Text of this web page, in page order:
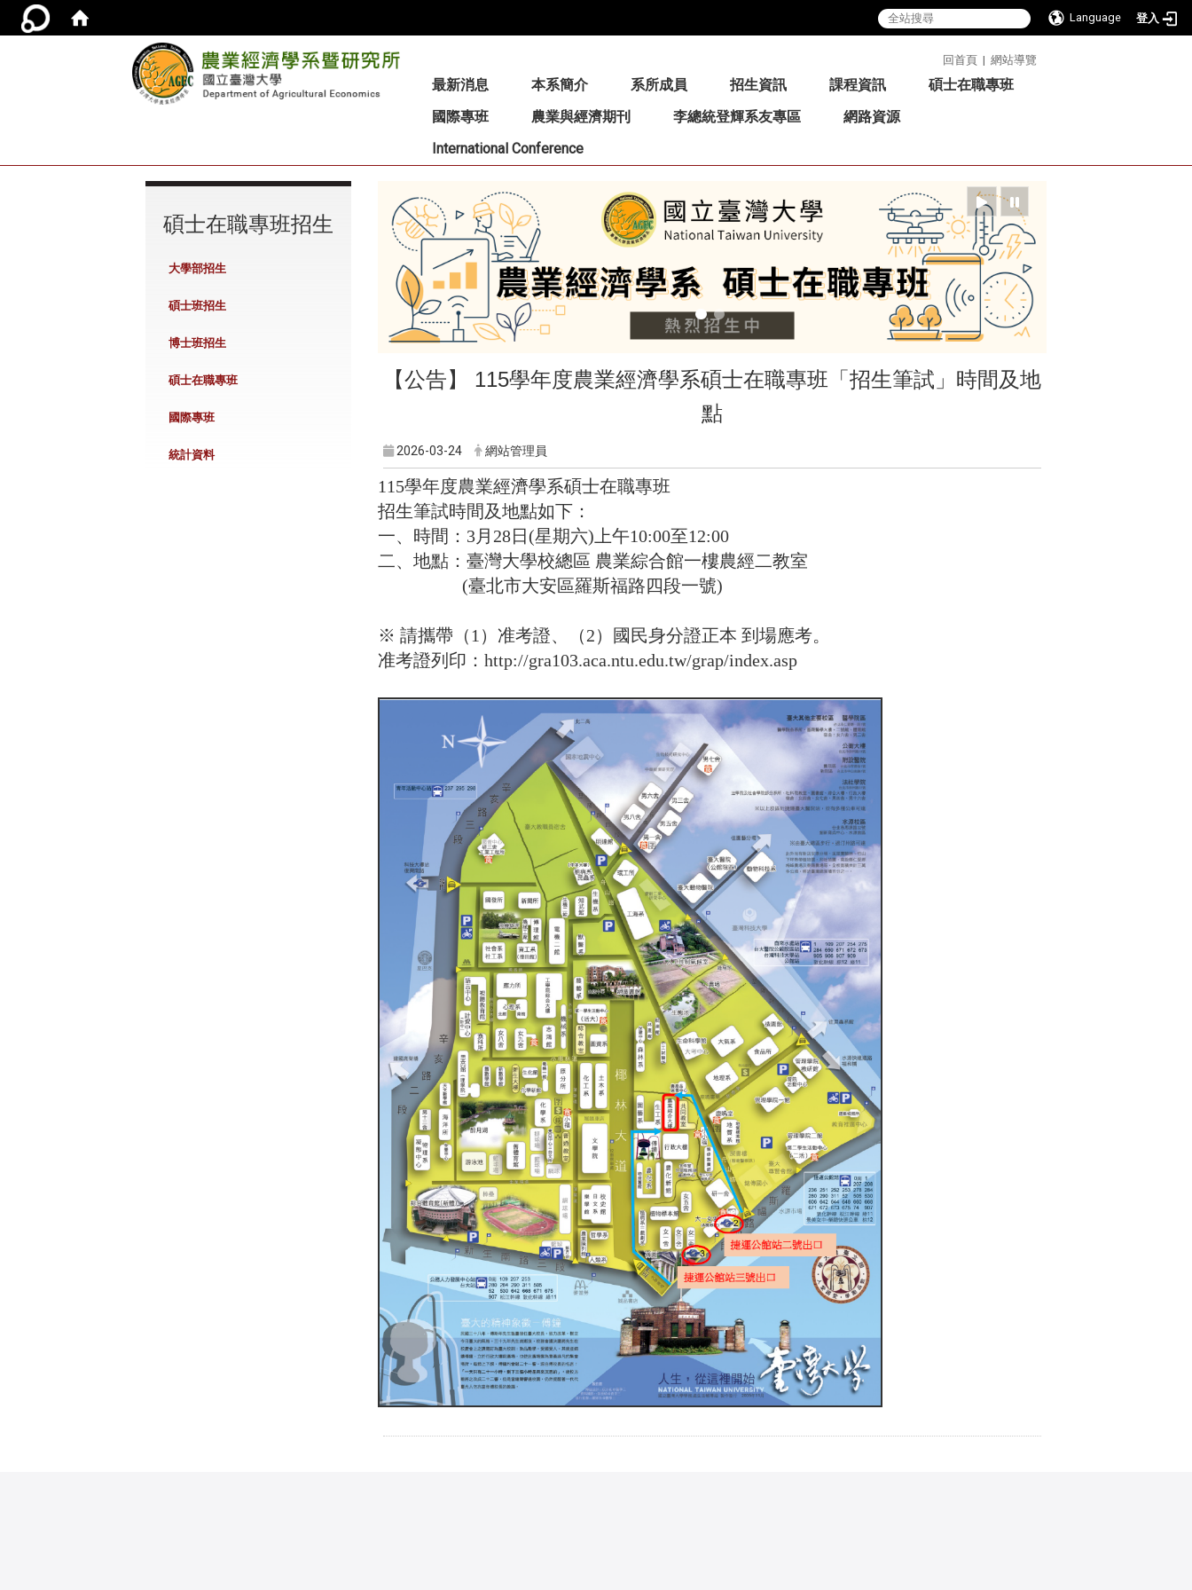
Language 登入
回首頁 | 網站導覽
最新消息 本系簡介 系所成員 招生資訊 課程資訊
碩士在職專班
國際專班
農業與經濟期刊 李總統登輝系友專區
網路資源
International Conference
碩士在職專班招生
大學部招生
碩士班招生
博士班招生
碩士在職專班
國際專班
統計資料
【公告】 115學年度農業經濟學系碩士在職專班「招生筆試」時間及地
點
2026-03-24 網站管理員
115學年度農業經濟學系碩士在職專班
招生筆試時間及地點如下：
一、時間：3月28日(星期六)上午10:00至12:00
二、地點：臺灣大學校總區 農業綜合館一樓農經二教室
(臺北市大安區羅斯福路四段一號)
※ 請攜帶（1）准考證、（2）國民身分證正本 到場應考。
准考證列印： http://gra103.aca.ntu.edu.tw/grap/index.asp